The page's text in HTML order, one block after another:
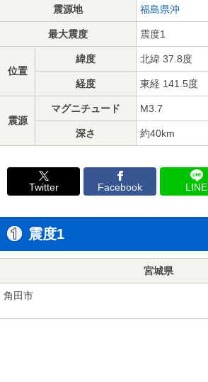
震源地 福島県沖
最大震度 震度1
位置
緯度 北緯 37.8度
経度 東経 141.5度
震源
マグニチュード M3.7
深さ 約40km
Twitter Facebook LINE
震度1
宮城県
角田市